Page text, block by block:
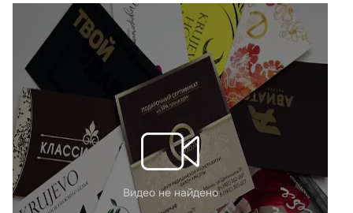
Видео не найдено